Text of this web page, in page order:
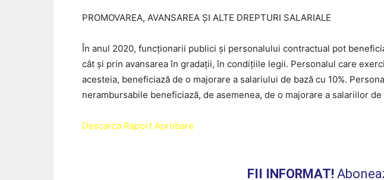
PROMOVAREA, AVANSAREA ȘI ALTE DREPTURI SALARIALE
În anul 2020, funcţionarii publici şi personalului contractual pot
cât şi prin avansarea în gradaţii, în condiţiile legii. Personalul care
acesteia, beneficiază de o majorare a salariului de bază cu 10%.
nerambursabile beneficiază, de asemenea, de o majorare a salariilor de
Descarca Raport Aprobare
FII INFORMAT!